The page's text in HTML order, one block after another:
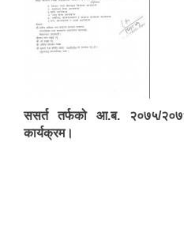
ससर्त तर्फको आ.ब. २०७५/
कार्यक्रम।